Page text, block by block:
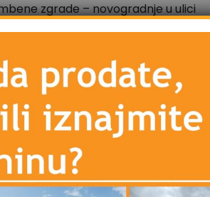
zgrade – novogradnje u ulici
nalazi se supermarket, caffe bar,
Sarajevu, a svega nekoliko
orjentacije.